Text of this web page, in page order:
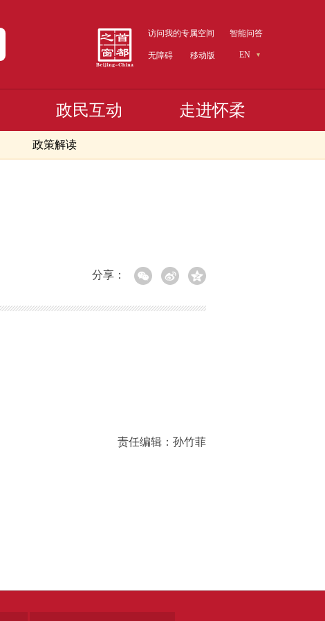
访问我的专属空间 智能问答
无障碍 移动版 EN
政策解读
政民互动 走进怀柔
分享：
责任编辑：孙竹菲